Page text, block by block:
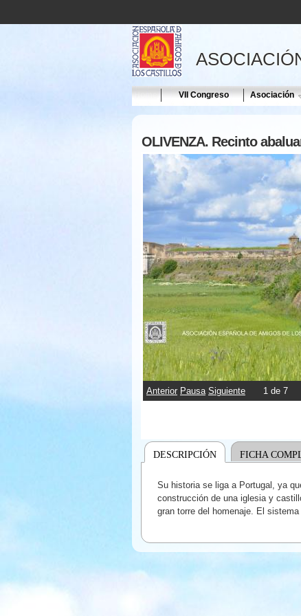
Home VII Congreso Asociación
OLIVENZA. Recinto
Anterior Pausa Siguiente 2 de 7
DESCRIPCIÓN FICHA
Su historia se liga a Portugal, ya
construcción de una iglesia y
gran torre del homenaje. El